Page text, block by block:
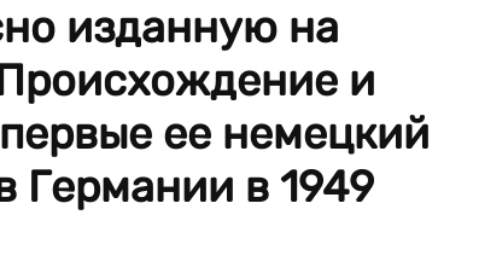
изданную на
и
ее немецкий
Германии в 1949